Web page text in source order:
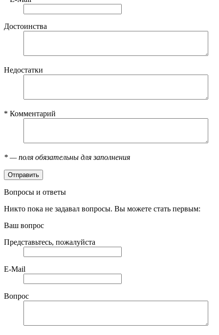
Достоинства
Недостатки
* Комментарий
* — поля обязательны для заполнения
Вопросы и ответы
Никто пока не задавал вопросы. Вы можете стать первым:
Ваш вопрос
Представьтесь, пожалуйста
E-Mail
Вопрос